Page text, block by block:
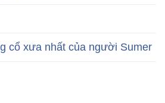
cổ xưa nhất của người Sumer